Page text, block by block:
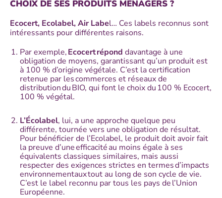
CHOIX DE SES PRODUITS MÉNAGERS ?
Ecocert, Ecolabel, Air Label… Ces labels reconnus sont
intéressants pour différentes raisons.
Par exemple,Ecocert répond davantage à une
obligation de moyens, garantissant qu’un produit est
à 100 % d’origine végétale. C’est la certification
retenue par les commerces et réseaux de
distribution du BIO, qui font le choix du 100 % Ecocert,
100 % végétal.
L’Écolabel, lui, a une approche quelque peu
différente, tournée vers une obligation de résultat.
Pour bénéficier de l’Ecolabel, le produit doit avoir fait
la preuve d’une efficacité au moins égale à ses
équivalents classiques similaires, mais aussi
respecter des exigences strictes en termes d’impacts
environnementaux tout au long de son cycle de vie.
C’est le label reconnu par tous les pays de l’Union
Européenne.